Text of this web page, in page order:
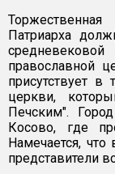
Патриарха
православной
присутствует в
церкви,
Печским".
Косово, где
Намечается,
представители